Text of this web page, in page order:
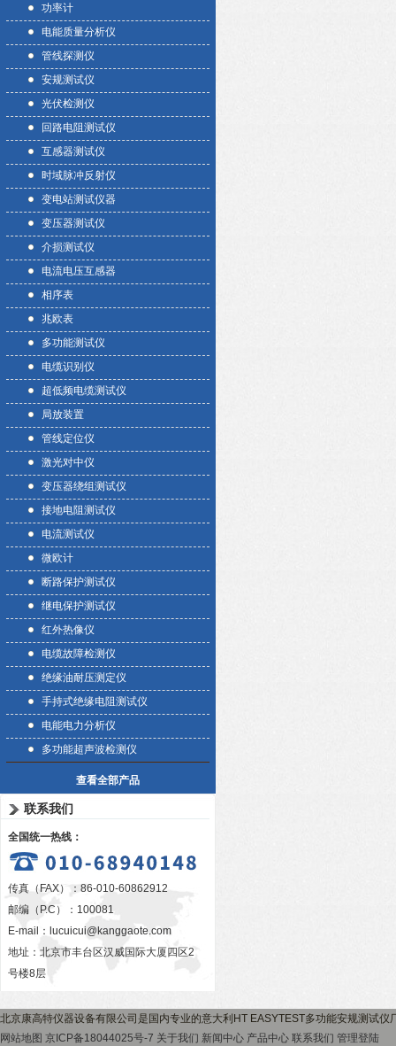
功率计
电能质量分析仪
管线探测仪
安规测试仪
光伏检测仪
回路电阻测试仪
互感器测试仪
时域脉冲反射仪
变电站测试仪器
变压器测试仪
介损测试仪
电流电压互感器
相序表
兆欧表
多功能测试仪
电缆识别仪
超低频电缆测试仪
局放装置
管线定位仪
激光对中仪
变压器绕组测试仪
接地电阻测试仪
电流测试仪
微欧计
断路保护测试仪
继电保护测试仪
红外热像仪
电缆故障检测仪
绝缘油耐压测定仪
手持式绝缘电阻测试仪
电能电力分析仪
多功能超声波检测仪
查看全部产品
联系我们
全国统一热线：
传真（FAX）：86-010-60862912
邮编（P.C）：100081
E-mail： lucuicui@kanggaote.com
地址：北京市丰台区汉威国际大厦四区2
号楼8层
北京康高特仪器设备有限公司是国内专业的意大利HT EASYTEST多功能安规测试仪
网站地图 京ICP备18044025号-7 关于我们 新闻中心 产品中心 联系我们 管理登陆